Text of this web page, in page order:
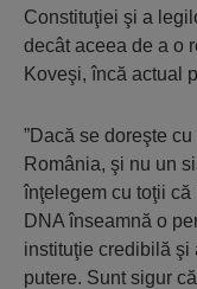
Constituţiei şi a
decât aceea de a o
Koveşi, încă actual
”Dacă se doreşte
România, şi nu un
înţelegem cu toţii
DNA înseamnă o
instituţie credibilă şi
putere. Sunt sigur